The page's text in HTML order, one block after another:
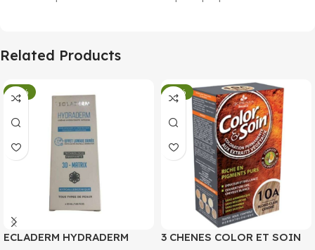
Related Products
-34%
ECLADERM HYDRADERM
-34%
3 CHENES COLOR ET SOIN